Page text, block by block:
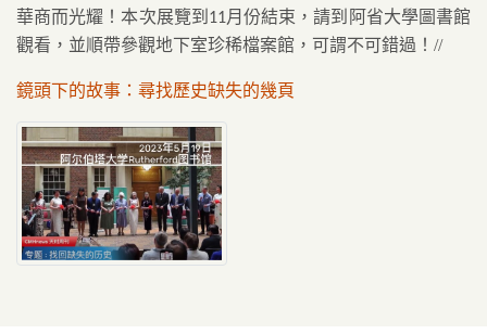
華商而光耀！本次展覽到 11月份結束，請到阿省大學圖書館
觀看，並順帶參觀地下室珍稀檔案館，可謂不可錯過！//
鏡頭下的故事：尋找歷史缺失的幾頁